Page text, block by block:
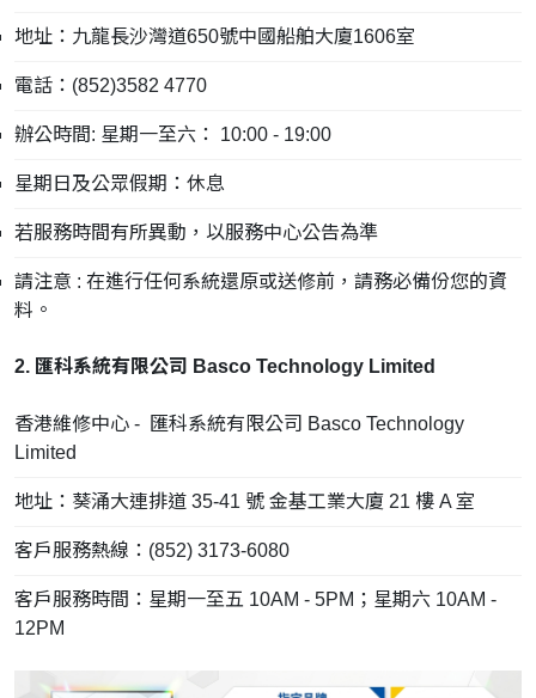
地址：九龍長沙灣道650號中國船舶大廈1606室
電話：(852)3582 4770
辦公時間: 星期一至六： 10:00 - 19:00
星期日及公眾假期：休息
若服務時間有所異動，以服務中心公告為準
請注意 : 在進行任何系統還原或送修前，請務必備份您的資
料。
2. 匯科系統有限公司 Basco Technology Limited
香港維修中心 - 匯科系統有限公司 Basco Technology
Limited
地址：葵涌大連排道 35-41 號 金基工業大廈 21 樓 A 室
客戶服務熱線：(852) 3173-6080
客戶服務時間：星期一至五 10AM - 5PM；星期六 10AM -
12PM